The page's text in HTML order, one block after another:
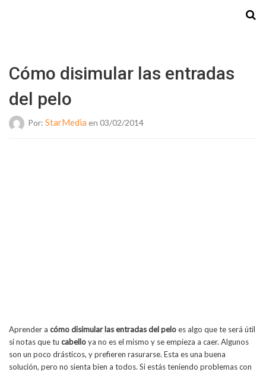
Cómo disimular las entradas
del pelo
Por: StarMedia en 03/02/2014
Aprender a cómo disimular las entradas del peloes algo que te será útil
si notas que tu cabelloya no es el mismo y se empieza a caer. Algunos
son un poco drásticos, y prefieren rasurarse. Esta es una buena
solución, pero no sienta bien a todos. Si estás teniendo problemas con